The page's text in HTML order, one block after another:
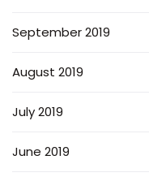
September 2019
August 2019
July 2019
June 2019